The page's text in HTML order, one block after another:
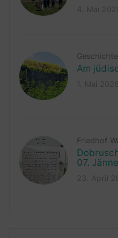
Am
Friedhof
07.